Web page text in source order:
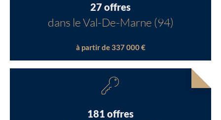
27 offres
dans le Val-De-Marne (94)
à partir de 337 000 €
181 offres